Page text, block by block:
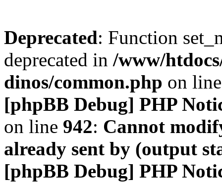
Deprecated: Function
deprecated in /www/
dinos/common.php on
[phpBB Debug] PHP
on line 942: Cannot
already sent by (output
[phpBB Debug] PHP